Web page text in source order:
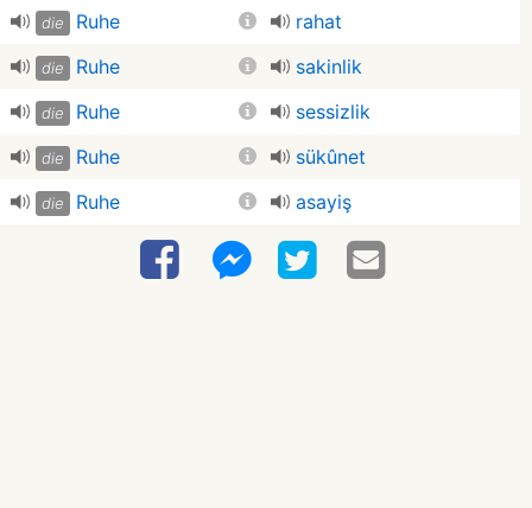
die Ruhe rahat
die Ruhe sakinlik
die Ruhe sessizlik
die Ruhe sükûnet
die Ruhe asayiş